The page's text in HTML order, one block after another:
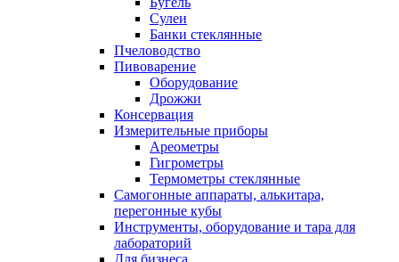
Сулеи
Банки стеклянные
Пчеловодство
Пивоварение
Оборудование
Дрожжи
Консервация
Измерительные приборы
Ареометры
Гигрометры
Термометры стеклянные
Самогонные аппараты, алькитара,
перегонные кубы
Инструменты, оборудование и тара для
лабораторий